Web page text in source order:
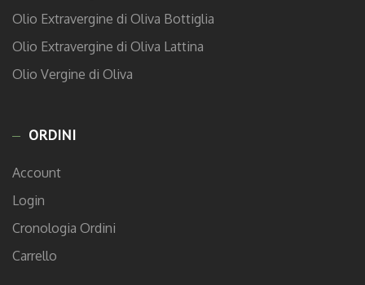
Olio Extravergine di Oliva Bottiglia
Olio Extravergine di Oliva Lattina
Olio Vergine di Oliva
ORDINI
Account
Login
Cronologia Ordini
Carrello